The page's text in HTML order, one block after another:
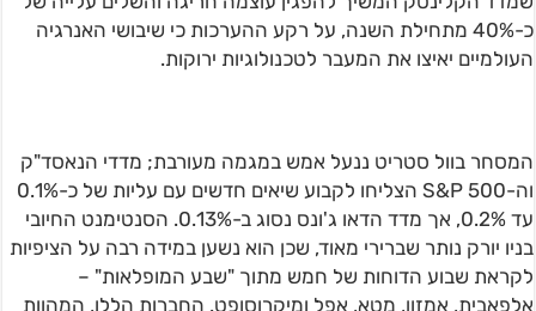
כ-40% מתחילת השנה, על רקע ההערכות כי שיבושי האנרגיה
העולמיים יאיצו את המעבר לטכנולוגיות ירוקות.
המסחר בוול סטריט ננעל אמש במגמה מעורבת; מדדי הנאסד"ק
וה-S&P 500 הצליחו לקבוע שיאים חדשים עם עליות של כ-0.1%
עד 0.2%, אך מדד הדאו ג'ונס נסוג ב-0.13%. הסנטימנט החיובי
בניו יורק נותר שברירי מאוד, שכן הוא נשען במידה רבה על הציפיות
לקראת שבוע הדוחות של חמש מתוך "שבע המופלאות" –
אלפאבית, אמזון, מטא, אפל ומיקרוסופט. החברות הללו, המהוות